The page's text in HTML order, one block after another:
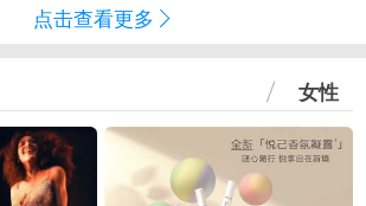
点击查看更多
女性